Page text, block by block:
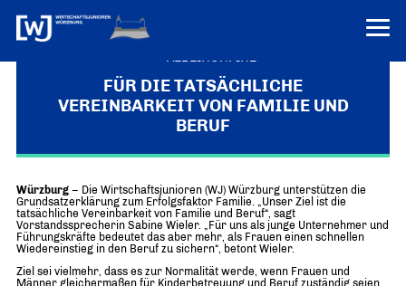
VEREINONLINE
AKTUELLES
WER WIR SIND & DER VORSITZ
Über uns
Forum „Junge Wirtschaft“ – Mitgliedermagazin
Mitglieder
PRESSEMELDUNGEN
PROJEKTE
FÜR DIE TATSÄCHLICHE
VEREINBARKEIT VON FAMILIE UND
BERUF
Würzburg – Die Wirtschaftsjunioren (WJ) Würzburg unterstützen die
Grundsatzerklärung zum Erfolgsfaktor Familie. „Unser Ziel ist die
tatsächliche Vereinbarkeit von Familie und Beruf“, sagt
Vorstandssprecherin Sabine Wieler. „Für uns als junge Unternehmer und
Führungskräfte bedeutet das aber mehr, als Frauen einen schnellen
Wiedereinstieg in den Beruf zu sichern“, betont Wieler.
Ziel sei vielmehr, dass es zur Normalität werde, wenn Frauen und
Männer gleichermaßen für Kinderbetreuung und Beruf zuständig seien,